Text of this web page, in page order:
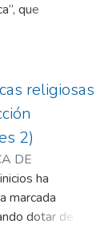
que
de
así como
antes y
del año
de muchos
sentimiento
país no andaba
de una
y
como una
religiosas
2)
DE
de
ha
marcada
dotar de un